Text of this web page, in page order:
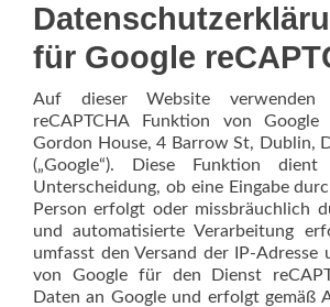
für Google
Auf dieser Website
reCAPTCHA Funktion von Google
Gordon House, 4 Barrow St, Dublin,
(„Google“). Diese Funktion
Unterscheidung, ob eine Eingabe
Person erfolgt oder missbräuchlich
und automatisierte Verarbeitung
umfasst den Versand der IP-Adresse
von Google für den Dienst
Daten an Google und erfolgt gemäß